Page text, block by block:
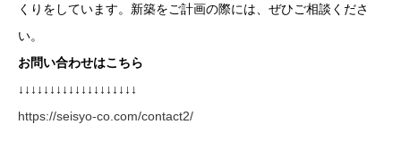
くりをしています。新築をご計画の際には、ぜひご相談くださ
い。
お問い合わせはこちら
↓↓↓↓↓↓↓↓↓↓↓↓↓↓↓↓↓↓↓
https://seisyo-co.com/contact2/